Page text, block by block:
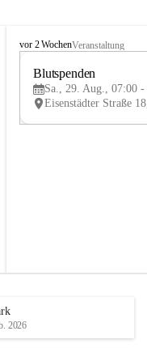
B
e
u
e
d
vor 2 WochenVeranstaltung
Blutspenden
Sa., 29. Aug., 07:00 -
2026